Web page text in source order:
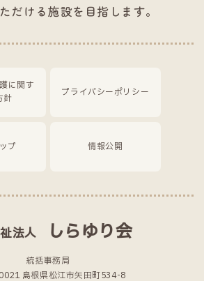
だける施設を目指します。
に関す
針
プライバシーポリシー
プ 情報公開
法人 しらゆり会
統括事務局
島根県松江市矢田町534-8